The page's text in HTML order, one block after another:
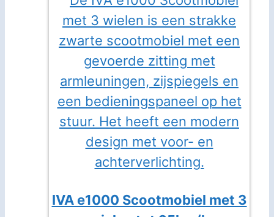
IVA e1000 Scootmobiel met 3